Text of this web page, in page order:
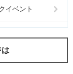
イベント